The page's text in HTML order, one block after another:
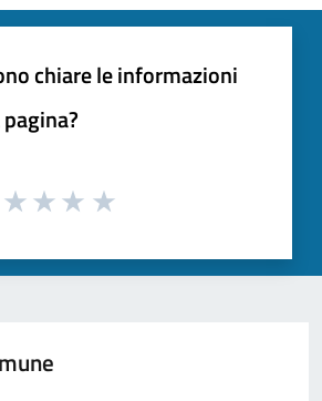
chiare le informazioni